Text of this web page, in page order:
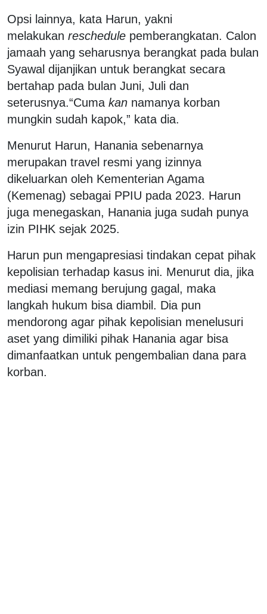
Opsi lainnya, kata Harun, yakni
melakukan reschedule pemberangkatan. Calon
jamaah yang seharusnya berangkat pada bulan
Syawal dijanjikan untuk berangkat secara
bertahap pada bulan Juni, Juli dan
seterusnya.“Cuma kan namanya korban
mungkin sudah kapok,” kata dia.
Menurut Harun, Hanania sebenarnya
merupakan travel resmi yang izinnya
dikeluarkan oleh Kementerian Agama
(Kemenag) sebagai PPIU pada 2023. Harun
juga menegaskan, Hanania juga sudah punya
izin PIHK sejak 2025.
Harun pun mengapresiasi tindakan cepat pihak
kepolisian terhadap kasus ini. Menurut dia, jika
mediasi memang berujung gagal, maka
langkah hukum bisa diambil. Dia pun
mendorong agar pihak kepolisian menelusuri
aset yang dimiliki pihak Hanania agar bisa
dimanfaatkan untuk pengembalian dana para
korban.